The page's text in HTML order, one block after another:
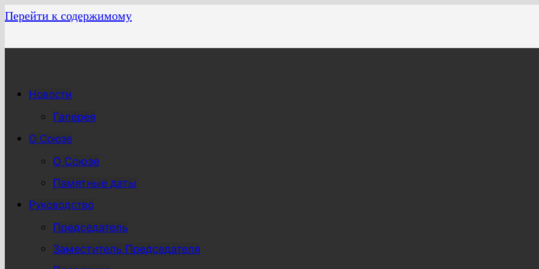
Перейти к содержимому
Новости
Галерея
О Союзе
О Союзе
Памятные даты
Руководство
Председатель
Заместитель Председателя